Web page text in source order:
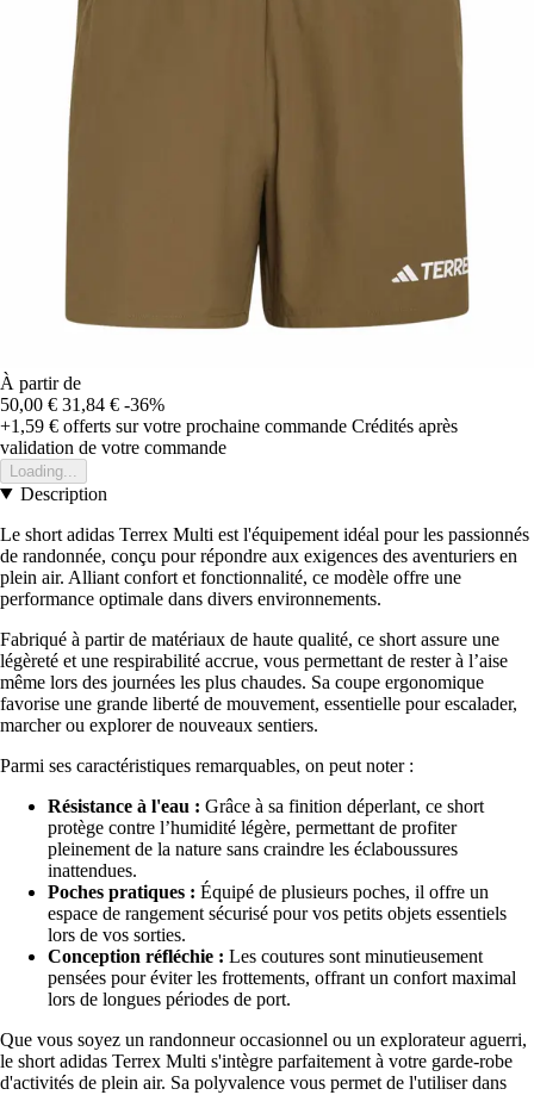
À partir de
50,00 € 31,84 € -36%
+1,59 € offerts sur votre prochaine commande Crédités après
validation de votre commande
Loading...
Description
Le short adidas Terrex Multi est l'équipement idéal pour les passionnés
de randonnée, conçu pour répondre aux exigences des aventuriers en
plein air. Alliant confort et fonctionnalité, ce modèle offre une
performance optimale dans divers environnements.
Fabriqué à partir de matériaux de haute qualité, ce short assure une
légèreté et une respirabilité accrue, vous permettant de rester à l’aise
même lors des journées les plus chaudes. Sa coupe ergonomique
favorise une grande liberté de mouvement, essentielle pour escalader,
marcher ou explorer de nouveaux sentiers.
Parmi ses caractéristiques remarquables, on peut noter :
Résistance à l'eau : Grâce à sa finition déperlant, ce short
protège contre l’humidité légère, permettant de profiter
pleinement de la nature sans craindre les éclaboussures
inattendues.
Poches pratiques : Équipé de plusieurs poches, il offre un
espace de rangement sécurisé pour vos petits objets essentiels
lors de vos sorties.
Conception réfléchie : Les coutures sont minutieusement
pensées pour éviter les frottements, offrant un confort maximal
lors de longues périodes de port.
Que vous soyez un randonneur occasionnel ou un explorateur aguerri,
le short adidas Terrex Multi s'intègre parfaitement à votre garde-robe
d'activités de plein air. Sa polyvalence vous permet de l'utiliser dans